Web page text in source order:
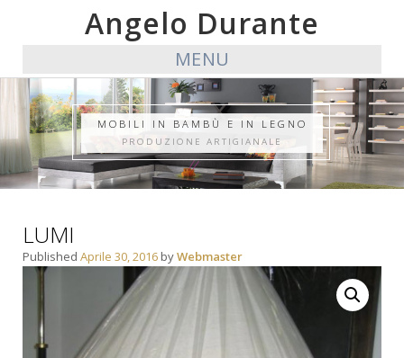
Angelo Durante
MENU
MOBILI IN BAMBÙ E IN LEGNO
PRODUZIONE ARTIGIANALE
LUMI
Published Aprile 30, 2016 byWebmaster